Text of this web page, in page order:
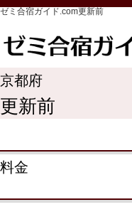
ゼミ合宿ガイド.com更新前
京都府
更新前
料金